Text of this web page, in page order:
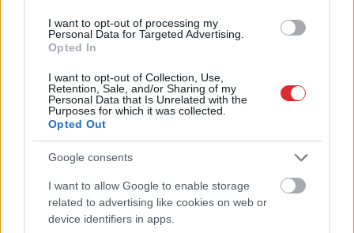
I want to opt-out of processing my
Personal Data for Targeted Advertising.
Opted In
I want to opt-out of Collection, Use,
Retention, Sale, and/or Sharing of my
Personal Data that Is Unrelated with the
Purposes for which it was collected.
Opted Out
Google consents
I want to allow Google to enable storage
related to advertising like cookies on web or
device identifiers in apps.
Atcelt Ziņot